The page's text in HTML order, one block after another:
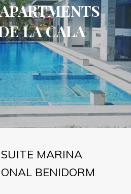
LA CALA
MARINA
BENIDORM